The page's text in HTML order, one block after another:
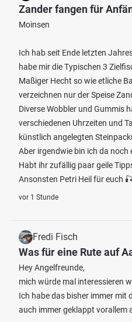
Zander fangen für
Moinsen
Ich hab seit Ende letzten
habe mir die Typischen 3
Maßiger Hecht so wie etliche
verzeichnen nur der Speise
Diverse Wobbler und Gummis
verschiedenen Uhrzeiten und
künstlich angelegten
Aber irgendwie bin ich da noch
Habt ihr zufällig paar geile
Ansonsten Petri Heil für euch
vor 1 Stunde
Fredi Fisch
Was für eine Rute auf
Hey Angelfreunde,
mich würde mal interessieren
Ich habe das bisher immer mit
auch immer geklappt vorallem